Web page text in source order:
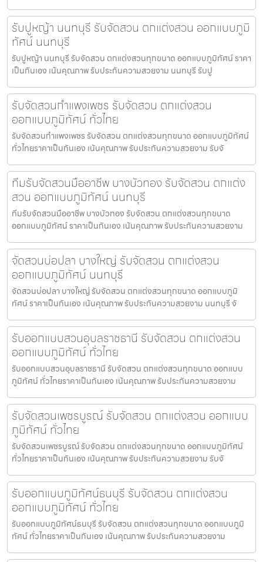
รับปูหญ้า นนทบุรี รับจัดสวน ตกแต่งสวน ออกแบบภูมิ
ทัศน์ นนทบุรี
รับปูหญ้า นนทบุรี รับจัดสวน ตกแต่งสวนทุกขนาด ออกแบบภูมิทัศน์ ราคา
เป็นกันเอง เน้นคุณภาพ รับประกันความสวยงาม นนทบุรี รับปู
รับจัดสวนกำแพงเพชร รับจัดสวน ตกแต่งสวน
ออกแบบภูมิทัศน์ ทั่วไทย
รับจัดสวนกำแพงเพชร รับจัดสวน ตกแต่งสวนทุกขนาด ออกแบบภูมิทัศน์
ทั่วไทยราคาเป็นกันเอง เน้นคุณภาพ รับประกันความสวยงาม รับจั
ทีมรับจัดสวนมืออาชีพ บางบัวทอง รับจัดสวน ตกแต่ง
สวน ออกแบบภูมิทัศน์ นนทบุรี
ทีมรับจัดสวนมืออาชีพ บางบัวทอง รับจัดสวน ตกแต่งสวนทุกขนาด
ออกแบบภูมิทัศน์ ราคาเป็นกันเอง เน้นคุณภาพ รับประกันความสวยงาม
จัดสวนบ่อปลา บางใหญ่ รับจัดสวน ตกแต่งสวน
ออกแบบภูมิทัศน์ นนทบุรี
จัดสวนบ่อปลา บางใหญ่ รับจัดสวน ตกแต่งสวนทุกขนาด ออกแบบภูมิ
ทัศน์ ราคาเป็นกันเอง เน้นคุณภาพ รับประกันความสวยงาม นนทบุรี จั
รับออกแบบสวนอุบลราชธานี รับจัดสวน ตกแต่งสวน
ออกแบบภูมิทัศน์ ทั่วไทย
รับออกแบบสวนอุบลราชธานี รับจัดสวน ตกแต่งสวนทุกขนาด ออกแบบ
ภูมิทัศน์ ทั่วไทยราคาเป็นกันเอง เน้นคุณภาพ รับประกันความสวยงาม
รับจัดสวนเพชรบูรณ์ รับจัดสวน ตกแต่งสวน ออกแบบ
ภูมิทัศน์ ทั่วไทย
รับจัดสวนเพชรบูรณ์ รับจัดสวน ตกแต่งสวนทุกขนาด ออกแบบภูมิทัศน์
ทั่วไทยราคาเป็นกันเอง เน้นคุณภาพ รับประกันความสวยงาม รับจั
รับออกแบบภูมิทัศน์ธนบุรี รับจัดสวน ตกแต่งสวน
ออกแบบภูมิทัศน์ ทั่วไทย
รับออกแบบภูมิทัศน์ธนบุรี รับจัดสวน ตกแต่งสวนทุกขนาด ออกแบบภูมิ
ทัศน์ ทั่วไทยราคาเป็นกันเอง เน้นคุณภาพ รับประกันความสวยงาม